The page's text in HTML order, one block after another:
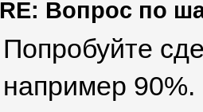
RE: Вопрос по
Попробуйте
например 90%.